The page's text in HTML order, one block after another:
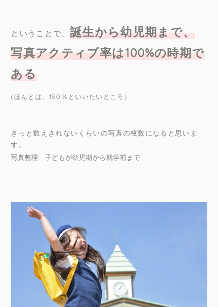
ということで、 誕生から幼児期まで、
写真アクティブ率は100%の時期で
ある
(ほんとは、 150 ％といいたいところ）
きっと数えきれないくらいの写真の枚数になると思いま
す。
写真整理 子どもが幼児期から就学前まで